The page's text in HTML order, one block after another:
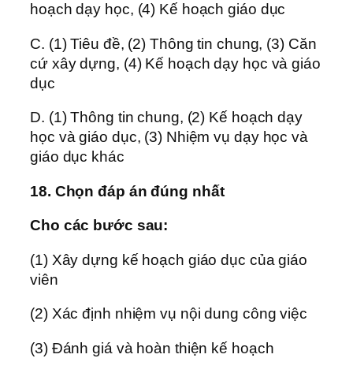
hoạch dạy học, (4) Kế hoạch giáo dục
C. (1) Tiêu đề, (2) Thông tin chung, (3) Căn
cứ xây dựng, (4) Kế hoạch dạy học và giáo
dục
D. (1) Thông tin chung, (2) Kế hoạch dạy
học và giáo dục, (3) Nhiệm vụ dạy học và
giáo dục khác
18. Chọn đáp án đúng nhất
Cho các bước sau:
(1) Xây dựng kế hoạch giáo dục của giáo
viên
(2) Xác định nhiệm vụ nội dung công việc
(3) Đánh giá và hoàn thiện kế hoạch